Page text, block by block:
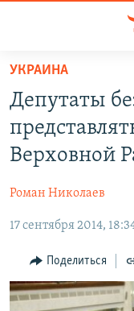
Вернуться
основному
содержанию
Вернутся
главной
Вернутся
поиску
СПЕЦПРОЕКТЫ
ВОДА
ЕЩЕ
ИНТЕРАКТИВ
ИНФОГРАФИКА
ТЕЛЕПРОЕКТ
РАДІО СВОБОДА
КАК ОБОЙТИ
Українською
УКРАИНА
Депутаты
Верховной
Роман Николаев
17 сентября 2014,
Поделиться